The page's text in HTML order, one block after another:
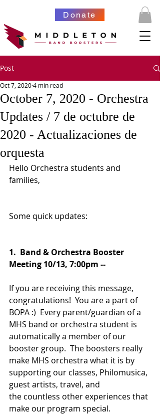
Donate
Post
October 7, 2020 - Orchestra
Updates / 7 de octubre de
2020 - Actualizaciones de
orquesta
Oct 7, 20204 min read
Hello Orchestra students and
families,
Some quick updates:
1.  Band & Orchestra Booster
Meeting 10/13, 7:00pm --
If you are receiving this message,
congratulations!  You are a part of
BOPA :)  Every parent/guardian of a
MHS band or orchestra student is
automatically a member of our
booster group.  The boosters really
make MHS orchestra what it is by
supporting our classes, Philomusica,
guest artists, travel, and
the countless other experiences that
make our program special.